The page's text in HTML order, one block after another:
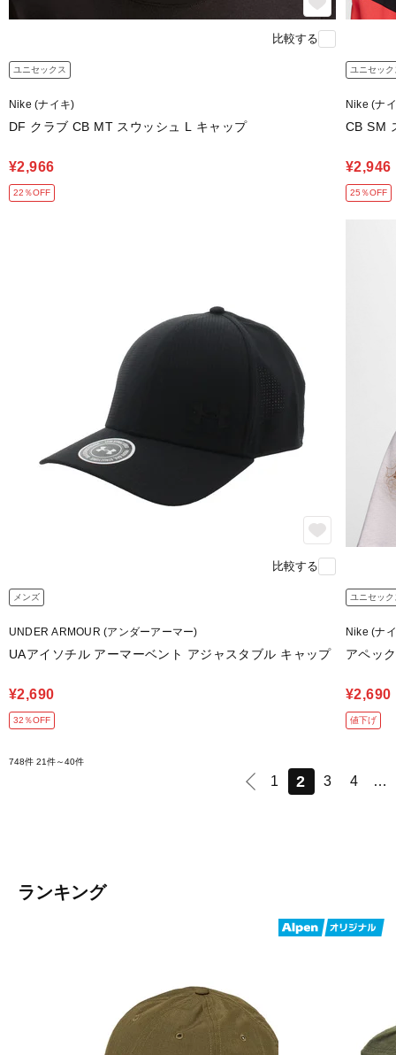
比較する
ユニセックス
Nike (ナイキ)
DF クラブ CB MT スウッシュ L キャップ
¥2,966
22％OFF
ユニセック
Nike (ナ
CB SM
¥2,946
25％OFF
比較する
メンズ
UNDER ARMOUR (アンダーアーマー)
UAアイソチル アーマーベント アジャスタブル キャップ
¥2,690
32％OFF
ユニセック
Nike (ナ
アペッ
¥2,690
値下げ
748件 21件～40件
1 2 3 4 …
ランキング